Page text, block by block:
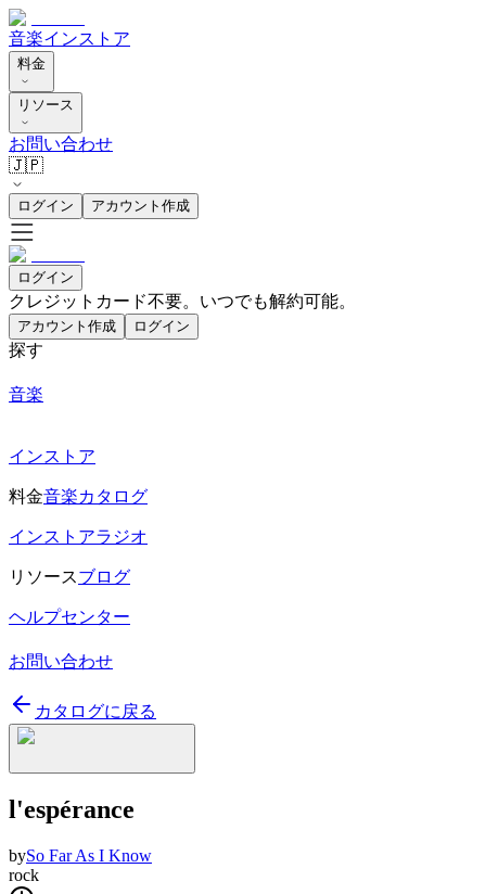
音楽インストア
料金
リソース
お問い合わせ
🇯🇵
ログイン アカウント作成
ログイン
クレジットカード不要。いつでも解約可能。
アカウント作成 ログイン
探す
音楽
インストア
料金音楽カタログ
インストアラジオ
リソースブログ
ヘルプセンター
お問い合わせ
カタログに戻る
l'espérance
bySo Far As I Know
rock